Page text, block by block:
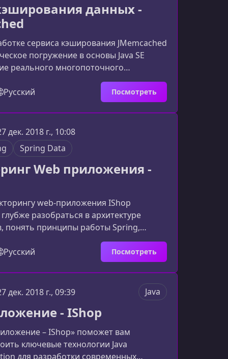
данных -
сервиса кэширования JMemcached
погружение в основы Java SE
реального многопоточного
как сетевой сервис.
вокруг разработки аналога
решения memcached, что позволяет не
фундаментальные знания, но и на
ключевые аспекты разработки
вы создадите в
ходе обучения вы пос
Русский Посмотреть
дек. 2018 г., 10:08
Spring Data
Web приложения -
web‑приложения IShop
разобраться в архитектуре
понять принципы работы Spring,
JPA, а также научиться применять
подходы к модернизации и
существующего кода. Это
курс, основанный на реальном проекте
Java‑разработчика.Что вы изучите
построено вокруг поэтапного
рабочей версии web‑прилож
Русский Посмотреть
дек. 2018 г., 09:39 Java
- IShop
– IShop» поможет вам
ключевые технологии Java
для разработки современных